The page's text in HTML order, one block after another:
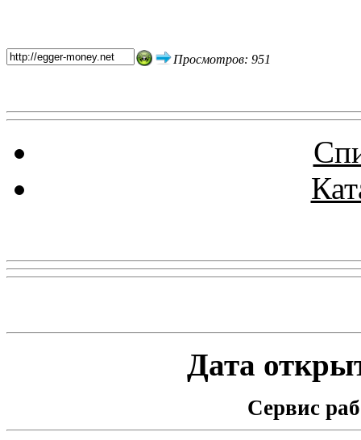
Просмотров: 951
Дата
Сервис